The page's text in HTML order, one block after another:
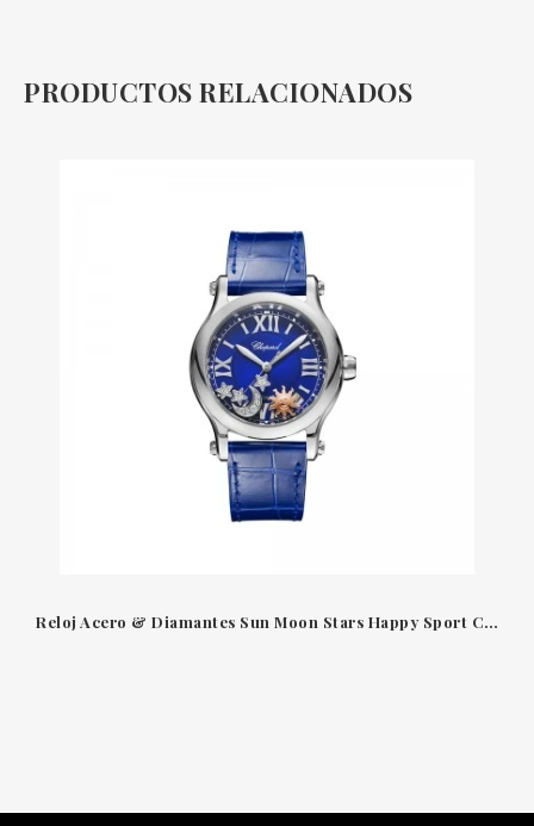
PRODUCTOS RELACIONADOS
Reloj Acero & Diamantes Sun Moon Stars Happy Sport Chopard